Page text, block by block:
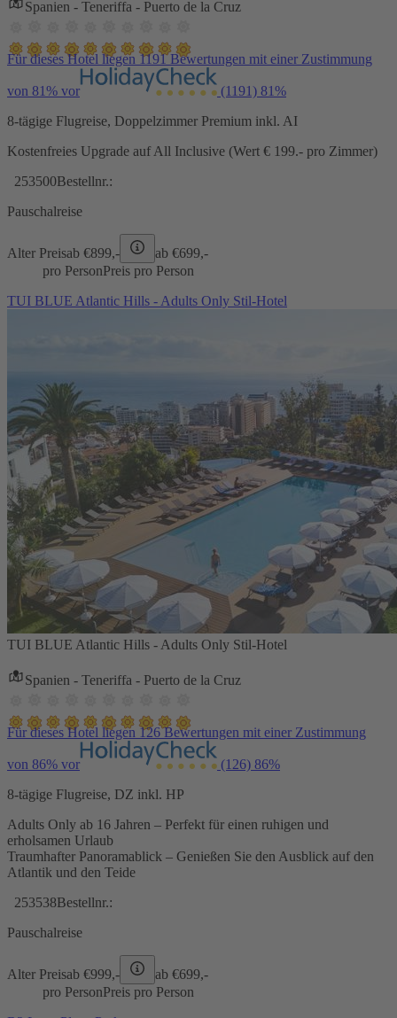
Spanien - Teneriffa - Puerto de la Cruz
Für dieses Hotel liegen 1191 Bewertungen mit einer Zustimmung
von 81% vor (1191) 81%
8-tägige Flugreise, Doppelzimmer Premium inkl. AI
Kostenfreies Upgrade auf All Inclusive (Wert € 199.- pro Zimmer)
253500Bestellnr.:
Pauschalreise
Alter Preisab €899,- ab €699,-
pro PersonPreis pro Person
TUI BLUE Atlantic Hills - Adults Only Stil-Hotel
TUI BLUE Atlantic Hills - Adults Only Stil-Hotel
Spanien - Teneriffa - Puerto de la Cruz
Für dieses Hotel liegen 126 Bewertungen mit einer Zustimmung
von 86% vor (126) 86%
8-tägige Flugreise, DZ inkl. HP
Adults Only ab 16 Jahren – Perfekt für einen ruhigen und
erholsamen Urlaub
Traumhafter Panoramablick – Genießen Sie den Ausblick auf den
Atlantik und den Teide
253538Bestellnr.:
Pauschalreise
Alter Preisab €999,- ab €699,-
pro PersonPreis pro Person